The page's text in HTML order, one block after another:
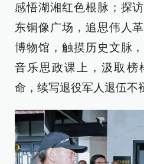
感悟湖湘红色根脉；探
东铜像广场，追思伟人
博物馆，触摸历史文脉
音乐思政课上，汲取榜
命，续写退役军人退伍不